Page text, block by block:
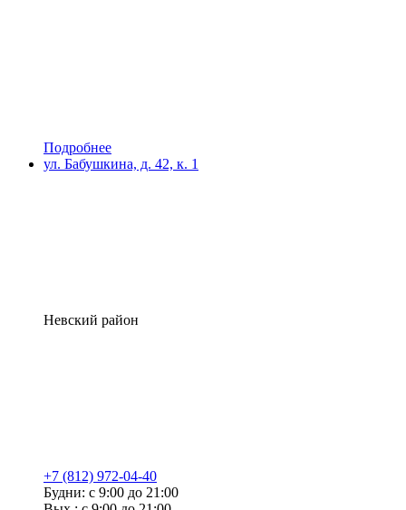
Подробнее
ул. Бабушкина, д. 42, к. 1
Невский район
+7 (812) 972-04-40
Будни: с 9:00 до 21:00